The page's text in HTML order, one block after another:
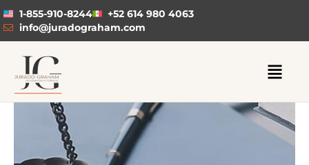
1-855-910-8244
+52 614 980 4063
info@juradograham.com